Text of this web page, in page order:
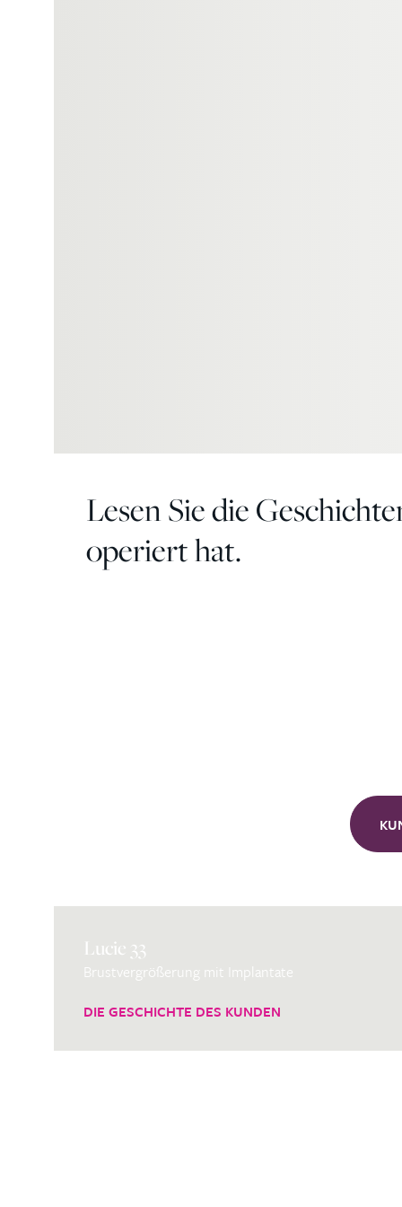
Lesen Sie die
operiert hat.
Lucie 33
Brustvergrößerung mit Implantate
DIE GESCHICHTE DES KUNDEN